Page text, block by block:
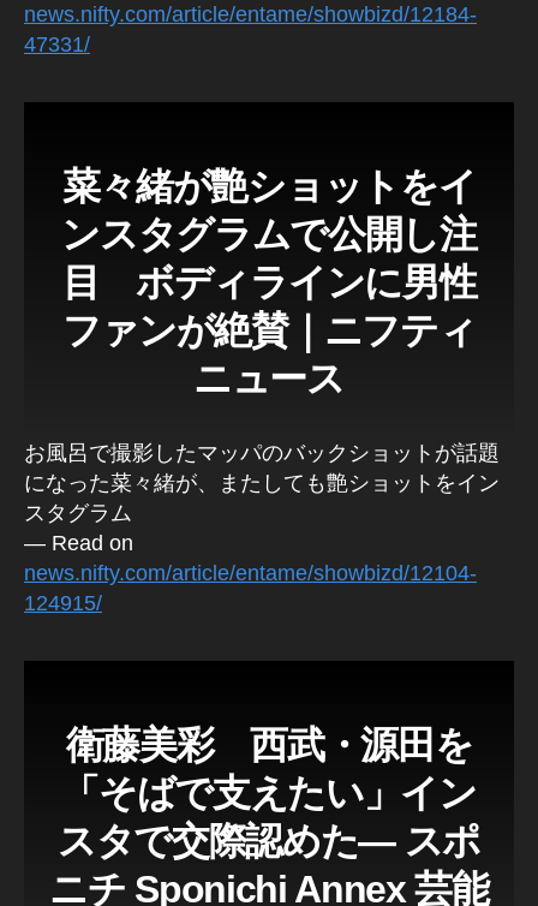
news.nifty.com/article/entame/showbizd/12184-
47331/
菜々緒が艶ショットをイ
ンスタグラムで公開し注
目 ボディラインに男性
ファンが絶賛｜ニフティ
ニュース
お風呂で撮影したマッパのバックショットが話題
になった菜々緒が、またしても艶ショットをイン
スタグラム
— Read on
news.nifty.com/article/entame/showbizd/12104-
124915/
衛藤美彩 西武・源田を
「そばで支えたい」イン
スタで交際認めた― スポ
ニチ Sponichi Annex 芸能